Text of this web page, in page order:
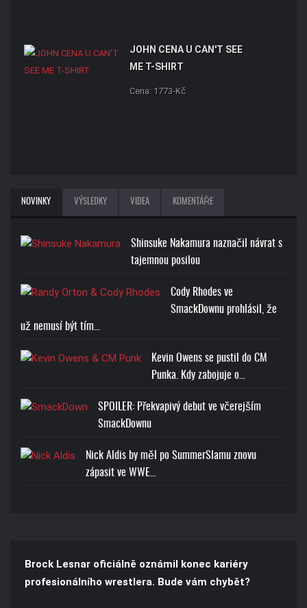
JOHN CENA U CAN'T SEE
ME T-SHIRT
Cena: 1773-Kč
NOVINKY VÝSLEDKY VIDEA KOMENTÁŘE
Shinsuke Nakamura naznačil návrat s
tajemnou posilou
Cody Rhodes ve
SmackDownu prohlásil, že
už nemusí být tím…
Kevin Owens se pustil do CM
Punka. Kdy zabojuje o…
SPOILER: Překvapivý debut ve včerejším
SmackDownu
Nick Aldis by měl po SummerSlamu znovu
zápasit ve WWE…
Brock Lesnar oficiálně oznámil konec kariéry
profesionálního wrestlera. Bude vám chybět?